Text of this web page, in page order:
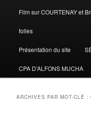
Film sur COURTENAY et
folles
Présentation du site
CPA D’ALFONS MUCHA
ARCHIVES PAR MOT-CLÉ :